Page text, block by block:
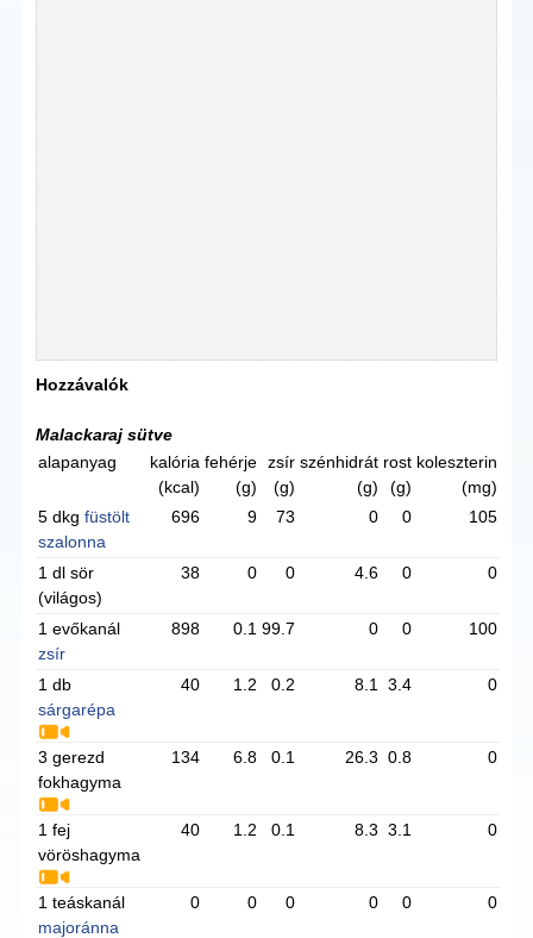
Hozzávalók
Malackaraj sütve
alapanyag
kalória
(kcal)
fehérje
(g)
zsír
(g)
szénhidrát
(g)
rost
(g)
koleszterin
(mg)
5 dkgfüstölt
szalonna
696 9 73 0 0 105
1 dl sör
(világos)
38 0 0 4.6 0 0
1 evőkanál
zsír
898 0.1 99.7 0 0 100
1 db
sárgarépa
40 1.2 0.2 8.1 3.4 0
3 gerezd
fokhagyma
134 6.8 0.1 26.3 0.8 0
1 fej
vöröshagyma
40 1.2 0.1 8.3 3.1 0
1 teáskanál
majoránna
0 0 0 0 0 0